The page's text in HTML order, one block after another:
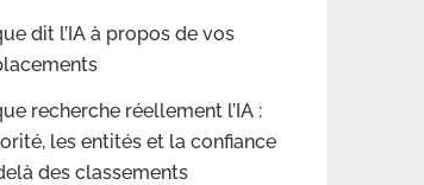
dit l’IA à propos de vos
recherche réellement l’IA :
les entités et la confiance
des classements